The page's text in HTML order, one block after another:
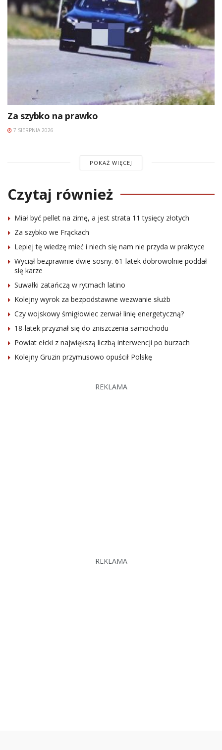
Za szybko na prawko
7 SIERPNIA 2026
POKAŻ WIĘCEJ
Czytaj również
Miał być pellet na zimę, a jest strata 11 tysięcy złotych
Za szybko we Frąckach
Lepiej tę wiedzę mieć i niech się nam nie przyda w praktyce
Wyciął bezprawnie dwie sosny. 61-latek dobrowolnie poddał
się karze
Suwałki zatańczą w rytmach latino
Kolejny wyrok za bezpodstawne wezwanie służb
Czy wojskowy śmigłowiec zerwał linię energetyczną?
18-latek przyznał się do zniszczenia samochodu
Powiat ełcki z największą liczbą interwencji po burzach
Kolejny Gruzin przymusowo opuścił Polskę
REKLAMA
REKLAMA